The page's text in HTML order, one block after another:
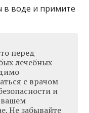
воде и примите
перед
лечебных
с врачом
и
Не забывайте